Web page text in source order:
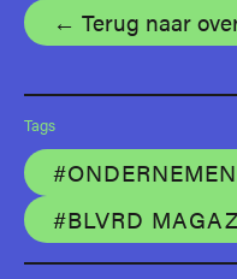
← Terug naar
Tags
#ONDERNEMEN
#BLVRD